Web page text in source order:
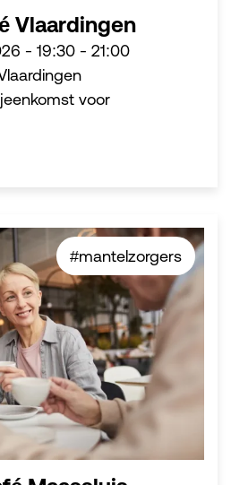
Vlaardingen
- 19:30 - 21:00
voor
#mantelzorgers